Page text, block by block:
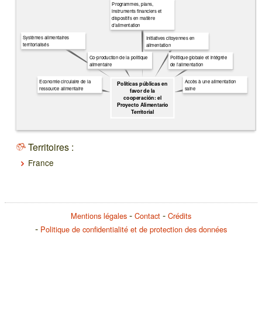
Políticas públicas en
favor de la
cooperación: el
Proyecto Alimentario
Territorial
Accès à une alimentation
saine
Politique globale et intégrée
de l’alimentation
Initiatives citoyennes en
alimentation
Programmes, plans,
instruments financiers et
dispositifs en matière
d'alimentation
Co-production de la politique
alimentaire
Systèmes alimentaires
territorialisés
Economie circulaire de la
ressource alimentaire
Territoires :
France
Mentions légales Contact
Crédits
Politique de confidentialité et de protection des données